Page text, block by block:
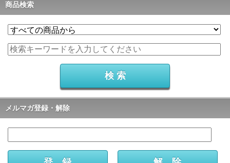
商品検索
メルマガ登録・解除